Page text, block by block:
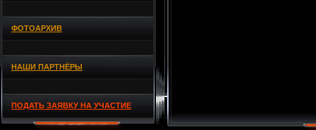
ФОТОАРХИВ
НАШИ ПАРТНЁРЫ
ПОДАТЬ ЗАЯВКУ НА УЧАСТИЕ